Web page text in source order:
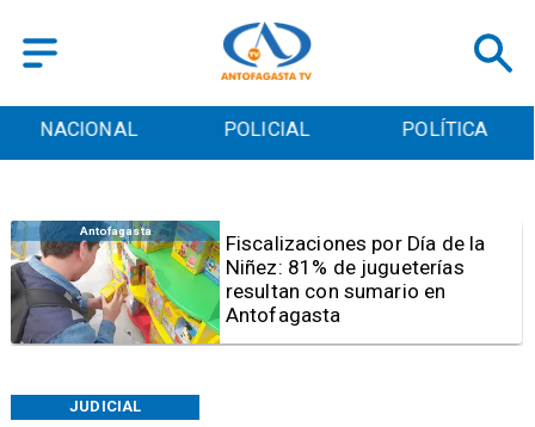
POLICIAL POLÍTICA CULTURA
JUDICIAL
Antofagasta
Fiscalizaciones por Día de la
Niñez: 81% de jugueterías
resultan con sumario en
Antofagasta